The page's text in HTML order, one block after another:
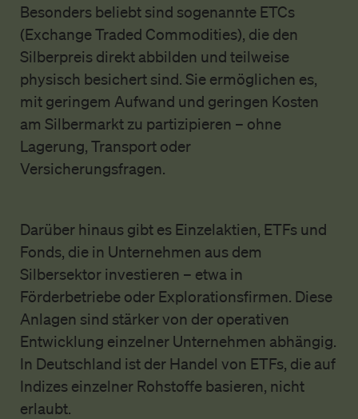
Besonders beliebt sind sogenannte ETCs
(Exchange Traded Commodities), die den
Silberpreis direkt abbilden und teilweise
physisch besichert sind. Sie ermöglichen es,
mit geringem Aufwand und geringen Kosten
am Silbermarkt zu partizipieren – ohne
Lagerung, Transport oder
Versicherungsfragen.
Darüber hinaus gibt es Einzelaktien, ETFs und
Fonds, die in Unternehmen aus dem
Silbersektor investieren – etwa in
Förderbetriebe oder Explorationsfirmen. Diese
Anlagen sind stärker von der operativen
Entwicklung einzelner Unternehmen abhängig.
In Deutschland ist der Handel von ETFs, die auf
Indizes einzelner Rohstoffe basieren, nicht
erlaubt.